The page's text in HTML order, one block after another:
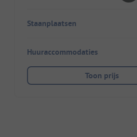
Staanplaatsen
Huuraccommodaties
Toon prijs